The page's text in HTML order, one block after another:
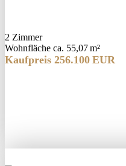
2 Zimmer
Wohnfläche ca. 55,07 m²
Kaufpreis 256.100 EUR